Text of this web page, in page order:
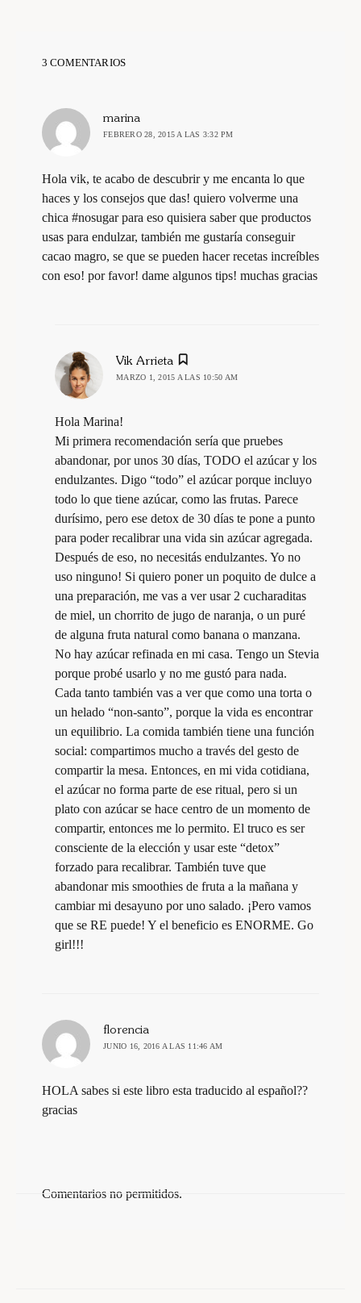
3 COMENTARIOS
marina
FEBRERO 28, 2015 A LAS 3:32 PM
Hola vik, te acabo de descubrir y me encanta lo que
haces y los consejos que das! quiero volverme una
chica #nosugar para eso quisiera saber que productos
usas para endulzar, también me gustaría conseguir
cacao magro, se que se pueden hacer recetas increíbles
con eso! por favor! dame algunos tips! muchas gracias
Vik Arrieta
MARZO 1, 2015 A LAS 10:50 AM
Hola Marina!
Mi primera recomendación sería que pruebes
abandonar, por unos 30 días, TODO el azúcar y los
endulzantes. Digo “todo” el azúcar porque incluyo
todo lo que tiene azúcar, como las frutas. Parece
durísimo, pero ese detox de 30 días te pone a punto
para poder recalibrar una vida sin azúcar agregada.
Después de eso, no necesitás endulzantes. Yo no
uso ninguno! Si quiero poner un poquito de dulce a
una preparación, me vas a ver usar 2 cucharaditas
de miel, un chorrito de jugo de naranja, o un puré
de alguna fruta natural como banana o manzana.
No hay azúcar refinada en mi casa. Tengo un Stevia
porque probé usarlo y no me gustó para nada.
Cada tanto también vas a ver que como una torta o
un helado “non-santo”, porque la vida es encontrar
un equilibrio. La comida también tiene una función
social: compartimos mucho a través del gesto de
compartir la mesa. Entonces, en mi vida cotidiana,
el azúcar no forma parte de ese ritual, pero si un
plato con azúcar se hace centro de un momento de
compartir, entonces me lo permito. El truco es ser
consciente de la elección y usar este “detox”
forzado para recalibrar. También tuve que
abandonar mis smoothies de fruta a la mañana y
cambiar mi desayuno por uno salado. ¡Pero vamos
que se RE puede! Y el beneficio es ENORME. Go
girl!!!
florencia
JUNIO 16, 2016 A LAS 11:46 AM
HOLA sabes si este libro esta traducido al español??
gracias
Comentarios no permitidos.